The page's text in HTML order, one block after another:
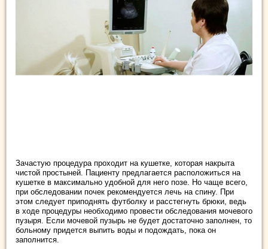
Зачастую процедура проходит на кушетке, которая накрыта
чистой простыней. Пациенту предлагается расположиться на
кушетке в максимально удобной для него позе. Но чаще всего,
при обследовании почек рекомендуется лечь на спину. При
этом следует приподнять футболку и расстегнуть брюки, ведь
в ходе процедуры необходимо провести обследования мочевого
пузыря. Если мочевой пузырь не будет достаточно заполнен, то
больному придется выпить воды и подождать, пока он
заполнится.